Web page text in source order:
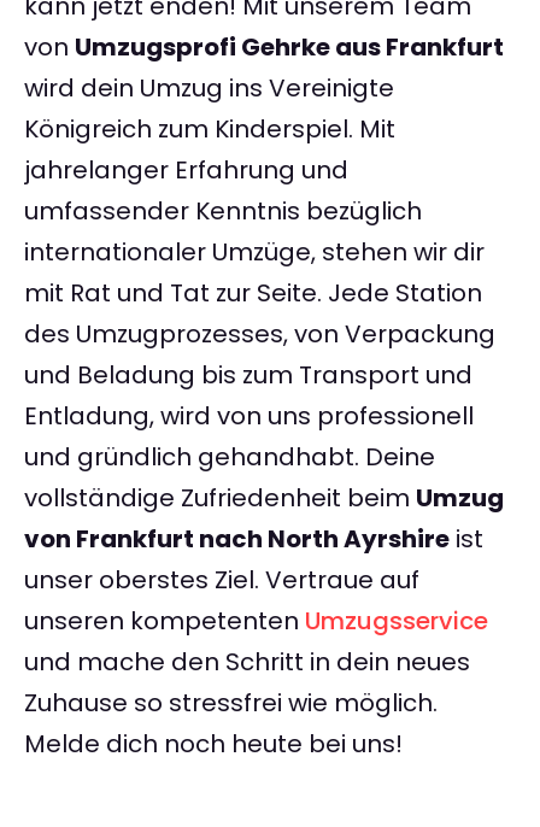
von Umzugsprofi Gehrke aus Frankfurt
wird dein Umzug ins Vereinigte
Königreich zum Kinderspiel. Mit
jahrelanger Erfahrung und
umfassender Kenntnis bezüglich
internationaler Umzüge, stehen wir dir
mit Rat und Tat zur Seite. Jede Station
des Umzugprozesses, von Verpackung
und Beladung bis zum Transport und
Entladung, wird von uns professionell
und gründlich gehandhabt. Deine
vollständige Zufriedenheit beim Umzug
von Frankfurt nach North Ayrshire ist
unser oberstes Ziel. Vertraue auf
unseren kompetenten Umzugsservice
und mache den Schritt in dein neues
Zuhause so stressfrei wie möglich.
Melde dich noch heute bei uns!